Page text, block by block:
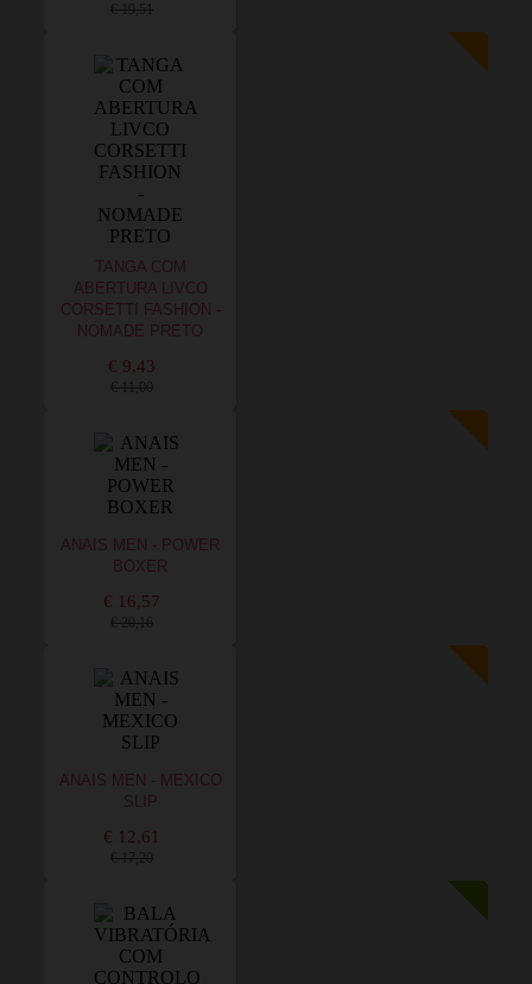
€ 19,51
TANGA COM
ABERTURA LIVCO
CORSETTI FASHION -
NOMADE PRETO
€ 9,43
€ 11,00
ANAIS MEN - POWER
BOXER
€ 16,57
€ 20,16
ANAIS MEN - MEXICO
SLIP
€ 12,61
€ 17,20